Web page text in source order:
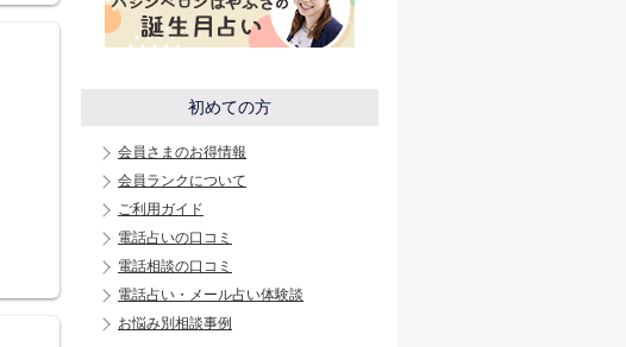
初めての方
会員さまのお得情報
会員ランクについて
ご利用ガイド
電話占いの口コミ
電話相談の口コミ
電話占い・メール占い体験談
お悩み別相談事例